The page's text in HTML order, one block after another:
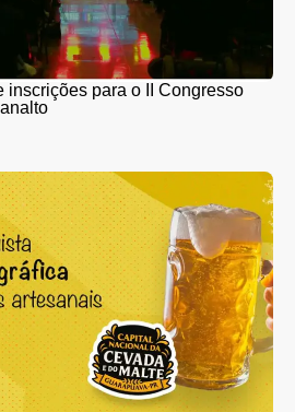
inscrições para o II Congresso